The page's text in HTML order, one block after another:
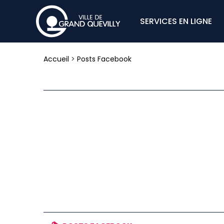
SERVICES EN LIGNE
Accueil > Posts Facebook